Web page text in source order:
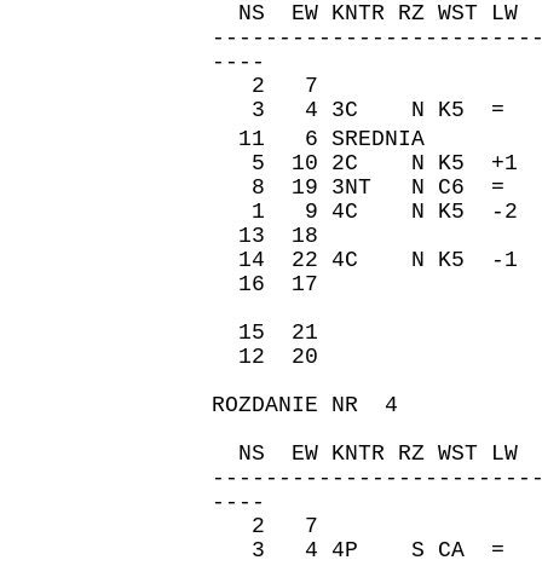
NS EW KNTR RZ WST
----
2 7 -50
3 4 3C N K5 =
11 6 SREDNIA
5 10 2C N K5
8 19 3NT N C6
1 9 4C N K5 -2
13 18 170
14 22 4C N K5 -
16 17 -50
15 21 140
12 20 140
ROZDANIE NR 4
NS EW KNTR RZ WST
----
2 7 620
3 4 4P S CA =